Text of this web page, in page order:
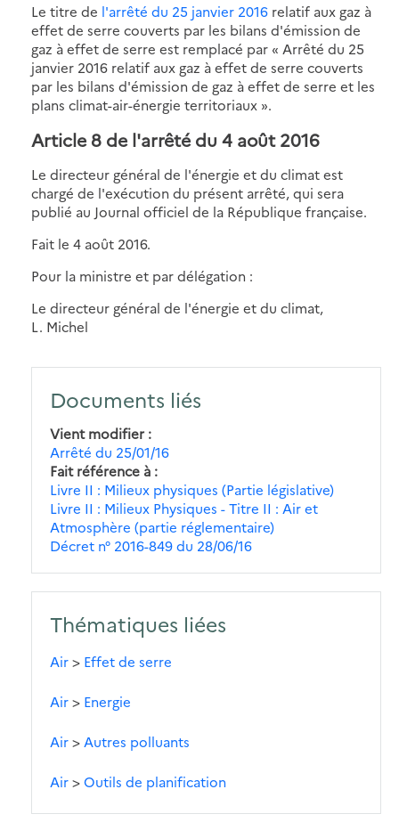
Le titre de l'arrêté du 25 janvier 2016 relatif aux gaz à
effet de serre couverts par les bilans d'émission de
gaz à effet de serre est remplacé par « Arrêté du 25
janvier 2016 relatif aux gaz à effet de serre couverts
par les bilans d'émission de gaz à effet de serre et les
plans climat-air-énergie territoriaux ».
Article 8 de l'arrêté du 4 août 2016
Le directeur général de l'énergie et du climat est
chargé de l'exécution du présent arrêté, qui sera
publié au Journal officiel de la République française.
Fait le 4 août 2016.
Pour la ministre et par délégation :
Le directeur général de l'énergie et du climat,
L. Michel
Documents liés
Vient modifier
Arrêté du 25/01/16
Fait référence à
Livre II : Milieux physiques (Partie législative)
Livre II : Milieux Physiques - Titre II : Air et
Atmosphère (partie réglementaire)
Décret n° 2016-849 du 28/06/16
Thématiques liées
Air> Effet de serre
Air> Energie
Air> Autres polluants
Air>Outils de planification